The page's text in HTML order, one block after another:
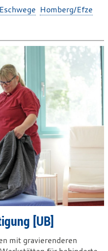
Eschwege Homberg/Efze
[UB]
mit gravierenderen